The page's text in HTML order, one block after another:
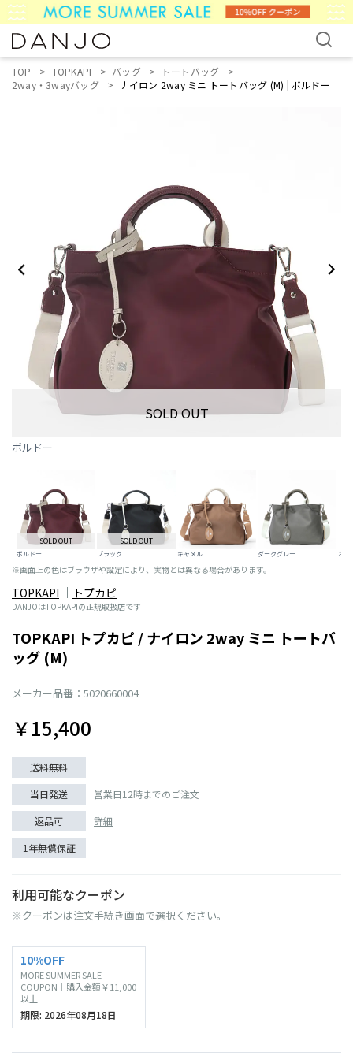
TOP TOPKAPI バッグ
トートバッグ
2way・3wayバッグ
ナイロン 2way ミニ トートバッグ (M) | ボルドー
SOLD OUT
ボルドー
SOLD OUT
ボルドー
SOLD OUT
ブラック キャメル ダークグレー ネイ
※画面上の色はブラウザや設定により、実物とは異なる場合があります。
TOPKAPI トプカピ
DANJOはTOPKAPIの正規取扱店です
TOPKAPI トプカピ / ナイロン 2way ミニ トートバ
ッグ (M)
メーカー品番：5020660004
￥15,400
送料無料
当日発送
営業日12時までのご注文
返品可
詳細
1年無償保証
利用可能なクーポン
※クーポンは注文手続き画面で選択ください。
10%OFF
MORE SUMMER SALE
COUPON｜購入金額￥11,000
以上
期限: 2026年08月18日